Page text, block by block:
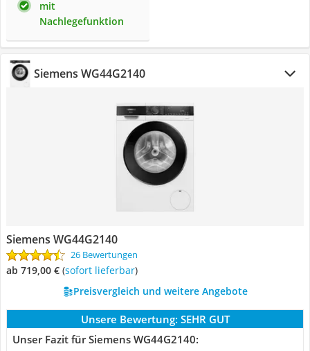
mit
Nachlegefunktion
Siemens WG44G2140
Siemens WG44G2140
26 Bewertungen
ab 719,00 € ( Sofort lieferbar)
Preisvergleich und weitere Angebote
Unsere Bewertung: SEHR GUT
Unser Fazit für Siemens WG44G2140: